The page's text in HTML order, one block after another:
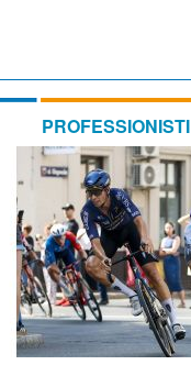
PROFESSIONISTI